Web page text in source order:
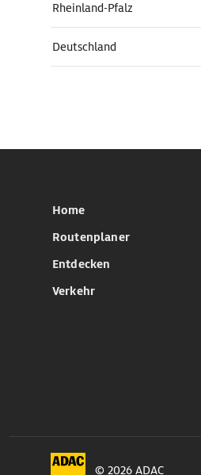
Rheinland-Pfalz
Deutschland
Home
Routenplaner
Entdecken
Verkehr
© 2026 ADAC